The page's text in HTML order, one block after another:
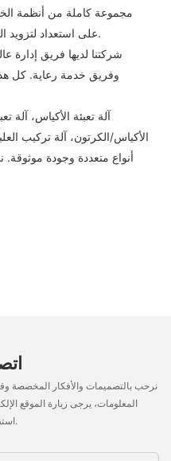
على استعداد لتزويد المستهلكين بخدمات شاملة ومدروسة.
وفريق خدمة رعاية. كل هذا
الأكياس/الكرتون، آلة تركيب
أنواع متعددة وجودة موثوقة.
نرحب بالتصميمات والأفكار المخصصة
المعلومات، يرجى زيارة الموقع
استفسارات.